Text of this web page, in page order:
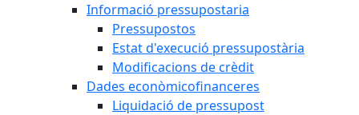
Informació pressupostaria
Pressupostos
Estat d'execució pressupostària
Modificacions de crèdit
Dades econòmicofinanceres
Liquidació de pressupost